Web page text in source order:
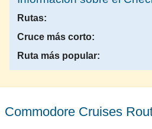
Rutas:
Cruce más corto:
Ruta más popular:
Commodore Cruises